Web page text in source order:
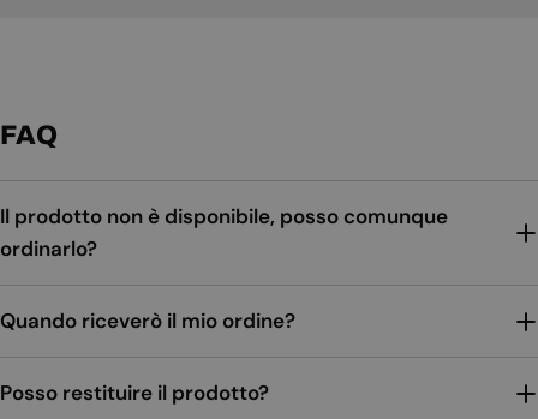
FAQ
Il prodotto non è disponibile, posso comunque
ordinarlo?
Quando riceverò il mio ordine?
Posso restituire il prodotto?